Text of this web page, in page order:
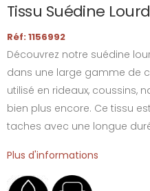
Tissu Suédine
Réf: 1156992
Découvrez notre suédine
dans une large gamme de
utilisé en rideaux, coussins,
bien plus encore. Ce tissu
taches avec une longue
Plus d'informations